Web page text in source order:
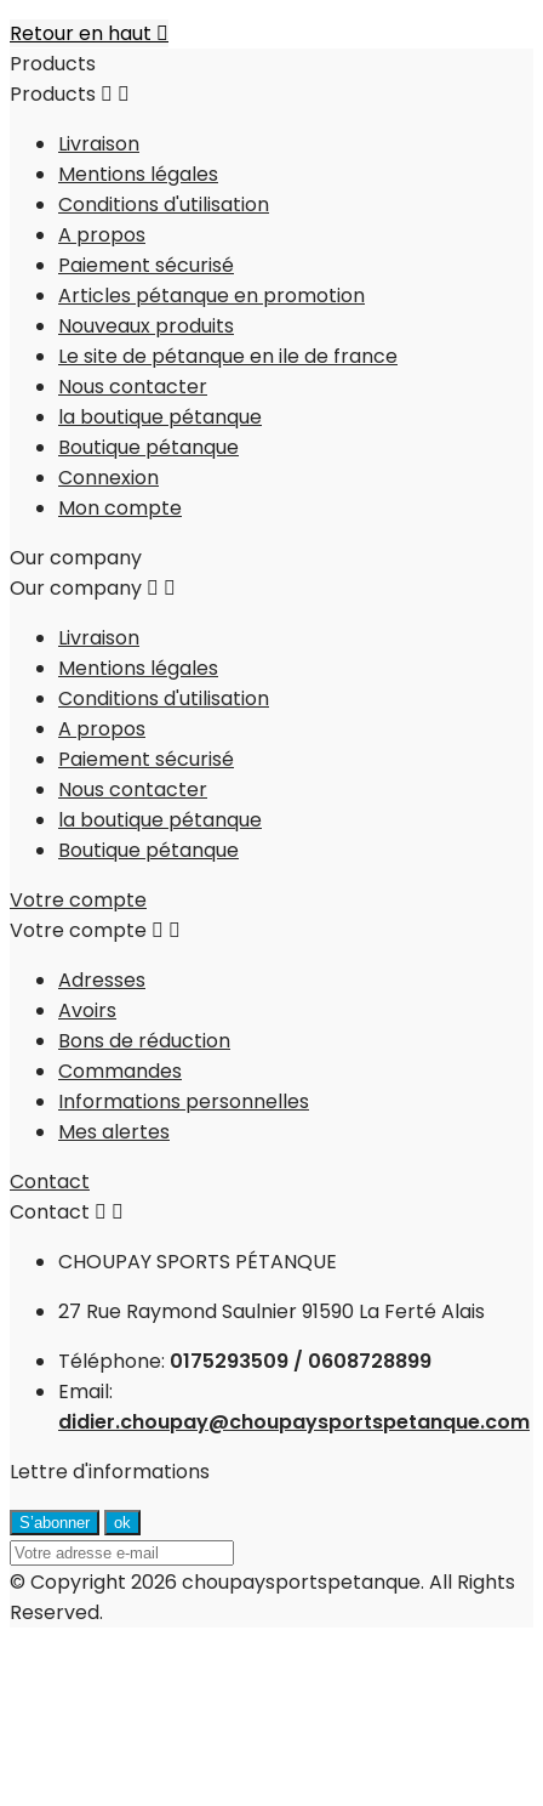
Retour en haut 
Products
Products  
Livraison
Mentions légales
Conditions d'utilisation
A propos
Paiement sécurisé
Articles pétanque en promotion
Nouveaux produits
Le site de pétanque en ile de france
Nous contacter
la boutique pétanque
Boutique pétanque
Connexion
Mon compte
Our company
Our company  
Livraison
Mentions légales
Conditions d'utilisation
A propos
Paiement sécurisé
Nous contacter
la boutique pétanque
Boutique pétanque
Votre compte
Votre compte  
Adresses
Avoirs
Bons de réduction
Commandes
Informations personnelles
Mes alertes
Contact
Contact  
CHOUPAY SPORTS PÉTANQUE
27 Rue Raymond Saulnier 91590 La Ferté Alais
Téléphone: 0175293509 / 0608728899
Email:
didier.choupay@choupaysportspetanque.com
Lettre d'informations
© Copyright 2026 choupaysportspetanque. All Rights
Reserved.